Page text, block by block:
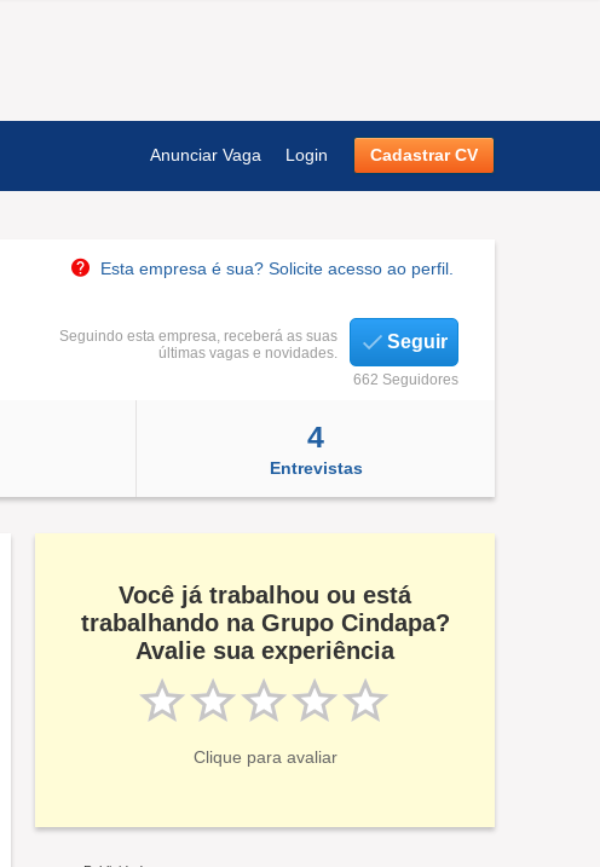
Anunciar Vaga Login Cadastrar CV
Esta empresa é sua? Solicite acesso ao perfil.
Seguindo esta empresa, receberá as suas
últimas vagas e novidades.
Seguir
662 Seguidores
4
Entrevistas
Você já trabalhou ou está
trabalhando na Grupo Cindapa?
Avalie sua experiência
Clique para avaliar